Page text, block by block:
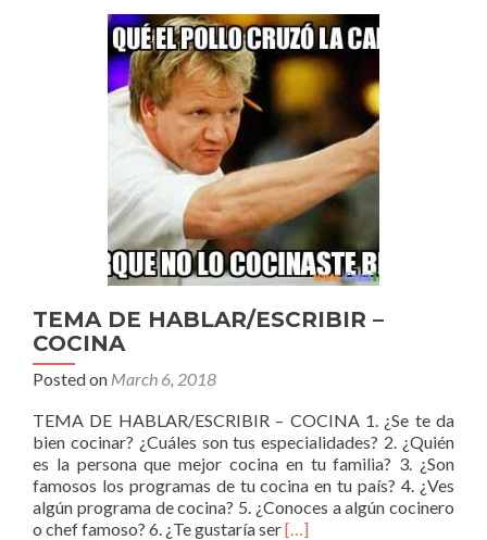
–
COCHES
ELÉCTRICOS
TEMA DE HABLAR/ESCRIBIR –
COCINA
Posted on March 6, 2018
TEMA DE HABLAR/ESCRIBIR – COCINA 1. ¿Se te da
bien cocinar? ¿Cuáles son tus especialidades? 2. ¿Quién
es la persona que mejor cocina en tu familia? 3. ¿Son
famosos los programas de tu cocina en tu país? 4. ¿Ves
algún programa de cocina? 5. ¿Conoces a algún cocinero
o chef famoso? 6. ¿Te gustaría serRead
[…]